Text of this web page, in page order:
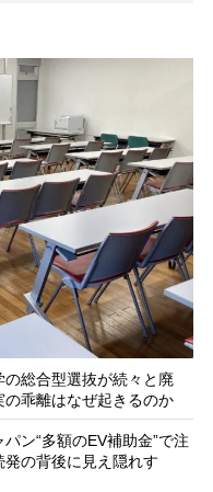
総合型選抜が続々と廃
乖離はなぜ起きるのか
ン“多額のEV補助金”で注
の背後に見え隠れす